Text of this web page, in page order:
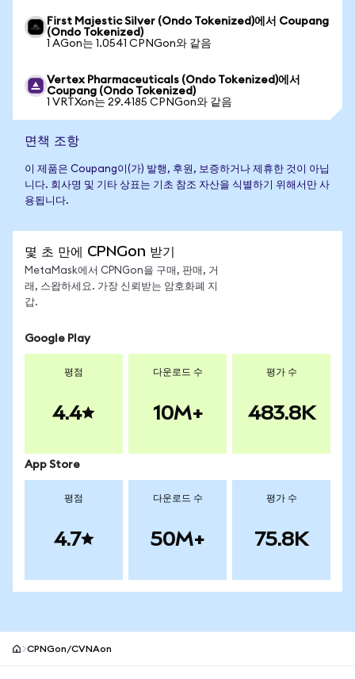
First Majestic Silver (Ondo Tokenized)에서 Coupang
(Ondo Tokenized)
1 AGon는 1.0541 CPNGon와 같음
Vertex Pharmaceuticals (Ondo Tokenized)에서
Coupang (Ondo Tokenized)
1 VRTXon는 29.4185 CPNGon와 같음
면책 조항
이 제품은 Coupang이(가) 발행, 후원, 보증하거나 제휴한 것이 아닙
니다. 회사명 및 기타 상표는 기초 참조 자산을 식별하기 위해서만 사
용됩니다.
몇 초 만에 CPNGon 받기
MetaMask에서 CPNGon을 구매, 판매, 거
래, 스왑하세요. 가장 신뢰받는 암호화폐 지
갑.
Google Play
평점
4.4
다운로드 수
10M+
평가 수
483.8K
App Store
평점
4.7
다운로드 수
50M+
평가 수
75.8K
CPNGon/CVNAon